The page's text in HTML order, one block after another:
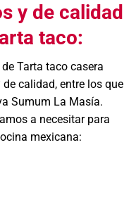
y de calidad
taco:
Tarta taco casera
calidad, entre los que
Sumum La Masía.
a necesitar para
mexicana: